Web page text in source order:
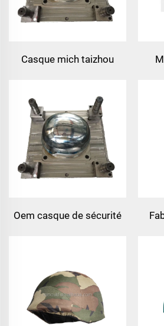
fabricant de moules
Casque mich taizhou
moule à casque en
plastique moule
Oem casque de sécurité
fabricant de moules
plastiques chine taizhou